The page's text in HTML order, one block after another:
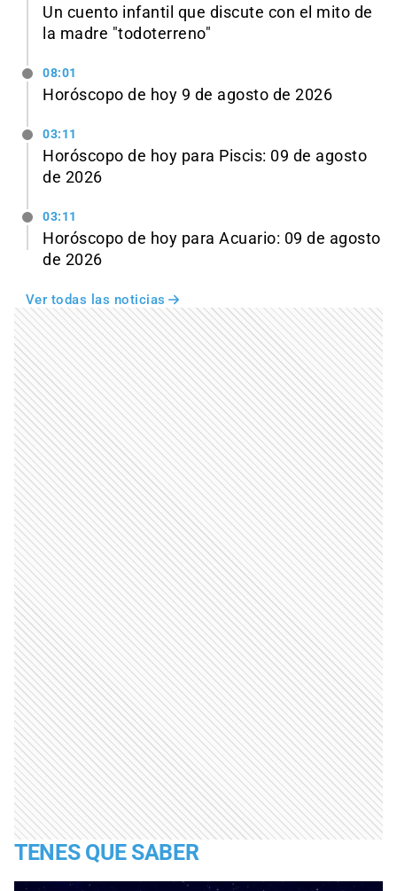
Un cuento infantil que discute con el mito de
la madre "todoterreno"
08:01
Horóscopo de hoy 9 de agosto de 2026
03:11
Horóscopo de hoy para Piscis: 09 de agosto
de 2026
03:11
Horóscopo de hoy para Acuario: 09 de agosto
de 2026
Ver todas las noticias
TENES QUE SABER